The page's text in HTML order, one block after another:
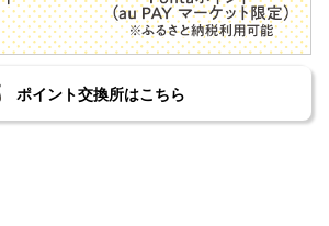
ポイント交換所はこちら